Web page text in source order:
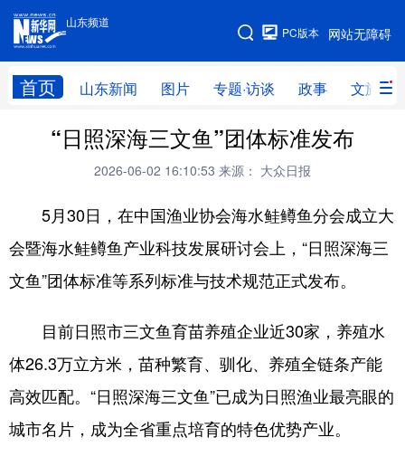
山东频道
网站无障碍
PC版本
首页 山东新闻 图片 专题·访谈 政事 文旅
手机版
网站地图
学习进行时 高层 时政 人事
财经 网评
台湾 思客智库 全球连线 教育
科技 科普 体育 文化
健康 军事 访谈 视频
图片 中央文件 金融 汽车
食品 人居 信息化 乡村振兴
溯源中国 城市 旅游 能源
会展 彩票 娱乐 时尚
“日照深海三文鱼”团体标准发布
2026-06-02 16:10:53 来源： 大众日报
5月30日，在中国渔业协会海水鲑鳟鱼分会成立大
会暨海水鲑鳟鱼产业科技发展研讨会上，“日照深海三
文鱼”团体标准等系列标准与技术规范正式发布。
目前日照市三文鱼育苗养殖企业近30家，养殖水
体26.3万立方米，苗种繁育、驯化、养殖全链条产能
高效匹配。“日照深海三文鱼”已成为日照渔业最亮眼的
城市名片，成为全省重点培育的特色优势产业。